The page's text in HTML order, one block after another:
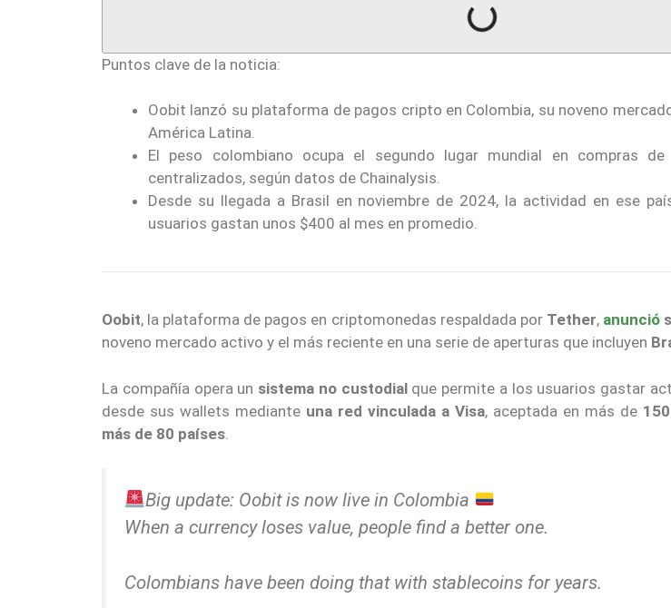
Puntos clave de la noticia:
Oobit lanzó su plataforma de pagos cripto en Colombia, su noveno
América Latina.
El peso colombiano ocupa el segundo lugar mundial en compras de
centralizados, según datos de Chainalysis.
Desde su llegada a Brasil en noviembre de 2024, la actividad en ese
usuarios gastan unos $400 al mes en promedio.
Oobit, la plataforma de pagos en criptomonedas respaldada por Tether, anunció
noveno mercado activo y el más reciente en una serie de aperturas que incluyen
La compañía opera un sistema no custodialque permite a los usuarios gastar
desde sus wallets mediante una red vinculada a Visa, aceptada en más de
más de 80 países
Big update: Oobit is now live in Colombia
When a currency loses value, people find a better one.
Colombians have been doing that with stablecoins for years.